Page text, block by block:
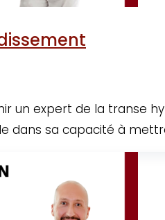
un expert de la transe
dans sa capacité à